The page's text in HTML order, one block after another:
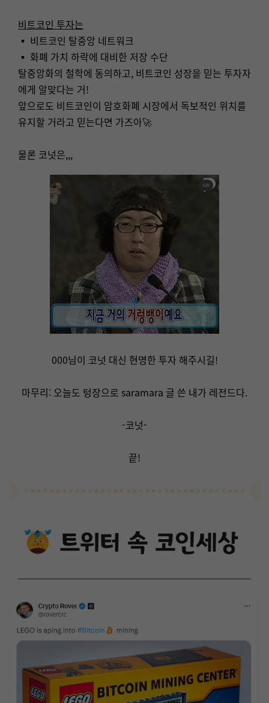
비트코인 투자는
▪ 비트코인 탈중앙 네트워크
▪ 화폐 가치 하락에 대비한 저장 수단
탈중앙화의 철학에 동의하고, 비트코인 성장을 믿는 투자자
에게 알맞다는 거!
앞으로도 비트코인이 암호화폐 시장에서 독보적인 위치를
유지할 거라고 믿는다면 가즈아🚀
물론 코넛은,,,
000님이 코넛 대신 현명한 투자 해주시길!
마무리: 오늘도 텅장으로 saramara 글 쓴 내가 레전드다.
-코넛-
끝!